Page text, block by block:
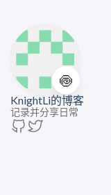
🍥
KnightLi的博客
记录并分享日常